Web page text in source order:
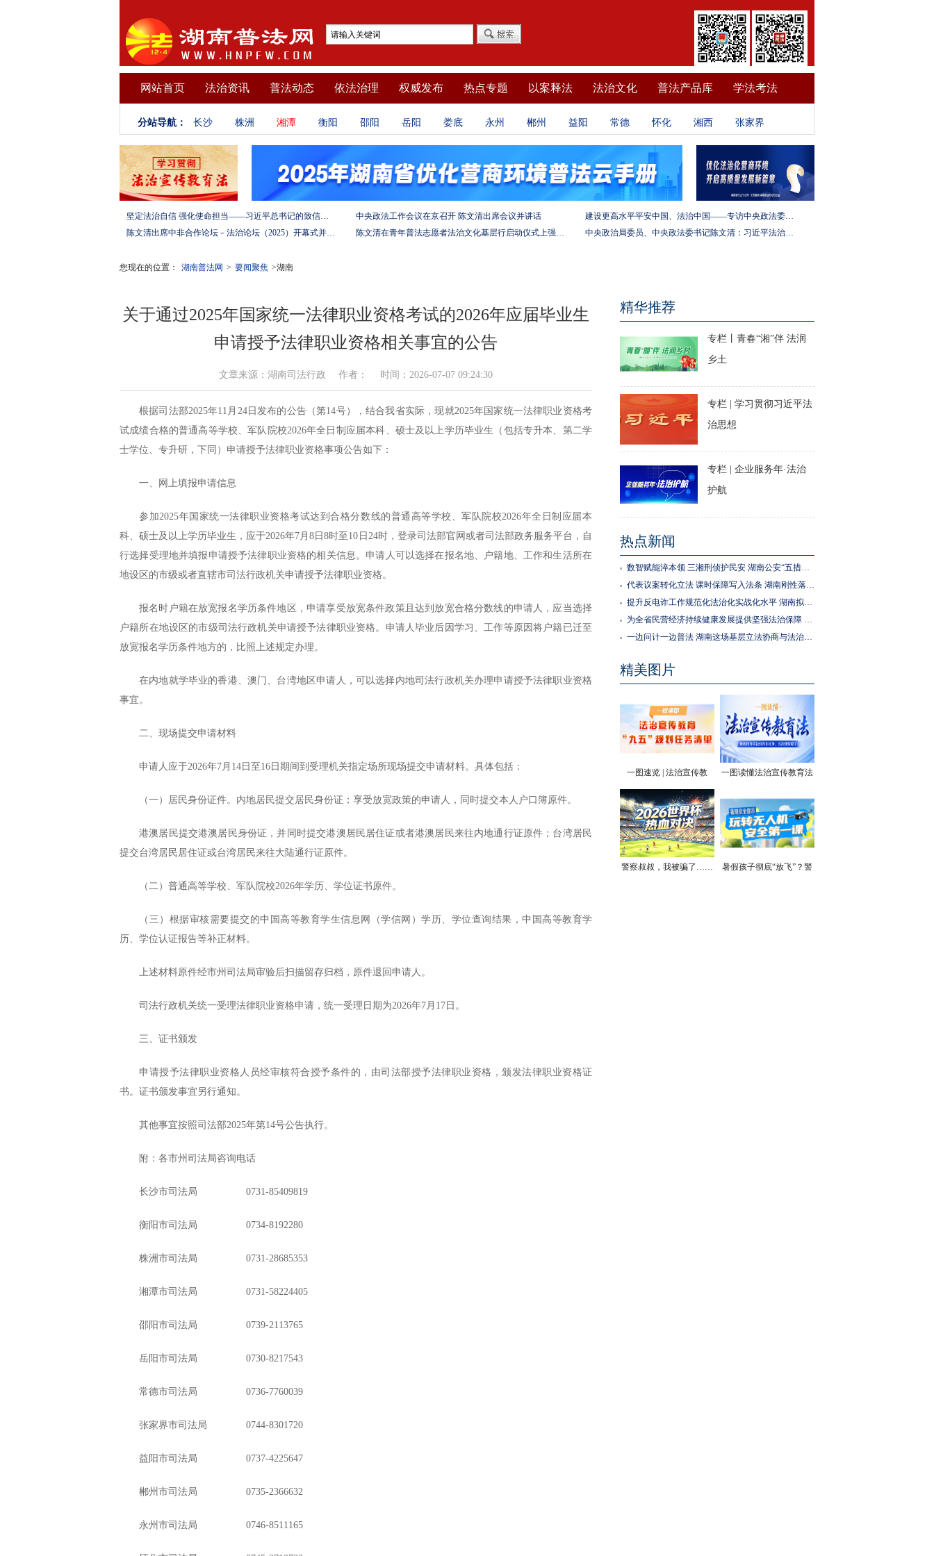
网站首页 法治资讯 普法动态 依法治理 权威发布 热点专题 以案释法 法治文化 普法产品库 学法考法
分站导航： 长沙 株洲 湘潭 衡阳 邵阳 岳阳 娄底 永州 郴州 益阳 常德 怀化 湘西 张家界
坚定法治自信 强化使命担当——习近平总书记的致信激励法学法律工作者投身全面依法治国伟大实践 中央政法工作会议在京召开 陈文清出席会议并讲话
建设更高水平平安中国、法治中国——专访中央政法委秘书长訚柏
陈文清出席中非合作论坛－法治论坛（2025）开幕式并在湖南调研
陈文清在青年普法志愿者法治文化基层行启动仪式上强调 以学习宣传习近平法治思想引领普法工作 中央政治局委员、中央政法委书记陈文清：习近平法治思想是全面依法治国的根本遵循和行动指南
您现在的位置： 湖南普法网 > 要闻聚焦 >湖南
关于通过2025年国家统一法律职业资格考试的2026年应届毕业生
申请授予法律职业资格相关事宜的公告
文章来源：湖南司法行政 作者： 时间：2026-07-07 09:24:30
根据司法部2025年11月24日发布的公告（第14号），结合我省实际，现就2025年国家统一法律职业资格考
试成绩合格的普通高等学校、军队院校2026年全日制应届本科、硕士及以上学历毕业生（包括专升本、第二学
士学位、专升研，下同）申请授予法律职业资格事项公告如下：
一、网上填报申请信息
参加2025年国家统一法律职业资格考试达到合格分数线的普通高等学校、军队院校2026年全日制应届本
科、硕士及以上学历毕业生，应于2026年7月8日8时至10日24时，登录司法部官网或者司法部政务服务平台，自
行选择受理地并填报申请授予法律职业资格的相关信息。申请人可以选择在报名地、户籍地、工作和生活所在
地设区的市级或者直辖市司法行政机关申请授予法律职业资格。
报名时户籍在放宽报名学历条件地区，申请享受放宽条件政策且达到放宽合格分数线的申请人，应当选择
户籍所在地设区的市级司法行政机关申请授予法律职业资格。申请人毕业后因学习、工作等原因将户籍已迁至
放宽报名学历条件地方的，比照上述规定办理。
在内地就学毕业的香港、澳门、台湾地区申请人，可以选择内地司法行政机关办理申请授予法律职业资格
事宜。
二、现场提交申请材料
申请人应于2026年7月14日至16日期间到受理机关指定场所现场提交申请材料。具体包括：
（一）居民身份证件。内地居民提交居民身份证；享受放宽政策的申请人，同时提交本人户口簿原件。
港澳居民提交港澳居民身份证，并同时提交港澳居民居住证或者港澳居民来往内地通行证原件；台湾居民
提交台湾居民居住证或台湾居民来往大陆通行证原件。
（二）普通高等学校、军队院校2026年学历、学位证书原件。
（三）根据审核需要提交的中国高等教育学生信息网（学信网）学历、学位查询结果，中国高等教育学
历、学位认证报告等补正材料。
上述材料原件经市州司法局审验后扫描留存归档，原件退回申请人。
司法行政机关统一受理法律职业资格申请，统一受理日期为2026年7月17日。
三、证书颁发
申请授予法律职业资格人员经审核符合授予条件的，由司法部授予法律职业资格，颁发法律职业资格证
书。证书颁发事宜另行通知。
其他事宜按照司法部2025年第14号公告执行。
附：各市州司法局咨询电话
长沙市司法局 0731-85409819
衡阳市司法局 0734-8192280
株洲市司法局 0731-28685353
湘潭市司法局 0731-58224405
邵阳市司法局 0739-2113765
岳阳市司法局 0730-8217543
常德市司法局 0736-7760039
张家界市司法局 0744-8301720
益阳市司法局 0737-4225647
郴州市司法局 0735-2366632
永州市司法局 0746-8511165
精华推荐
专栏丨青春“湘”伴 法润
乡土
专栏 | 学习贯彻习近平法
治思想
专栏 | 企业服务年·法治
护航
热点新闻
数智赋能淬本领 三湘刑侦护民安 湖南公安“五措并举”推进执法规范化建设
代表议案转化立法 课时保障写入法条 湖南刚性落实中小学生体育锻炼要求
提升反电诈工作规范化法治化实战化水平 湖南拟为反电诈工作立法
为全省民营经济持续健康发展提供坚强法治保障 湖南拟出台实施民营经济促进法办法
一边问计一边普法 湖南这场基层立法协商与法治宣传活动走进社区
精美图片
一图速览 | 法治宣传教
育“九五”规划任务清单
一图读懂法治宣传教育法
务，有法律保障了
警察叔叔，我被骗了……
暑假孩子彻底“放飞”？警